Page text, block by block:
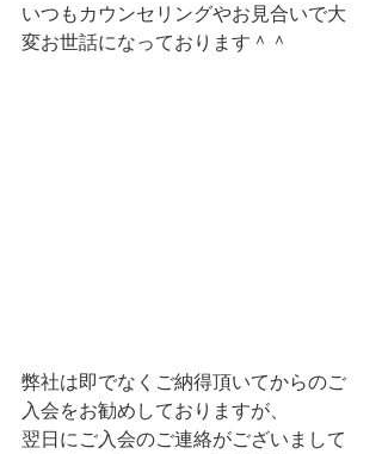
いつもカウンセリングやお見合いで大
変お世話になっております＾＾
弊社は即でなくご納得頂いてからのご
入会をお勧めしておりますが、
翌日にご入会のご連絡がございまして